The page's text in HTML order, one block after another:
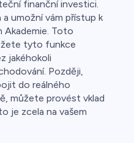
finanční investici.
umožní vám přístup k
Akademie. Toto
tyto funkce
jakéhokoli
Později,
do reálného
můžete provést vklad
je zcela na vašem